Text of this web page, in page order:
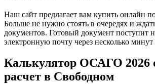
Наш сайт предлагает вам купить онлайн
Больше не нужно стоять в очередях и
документов. Готовый документ поступит
электронную почту через несколько
Калькулятор ОСАГО 2026
расчет в Свободном